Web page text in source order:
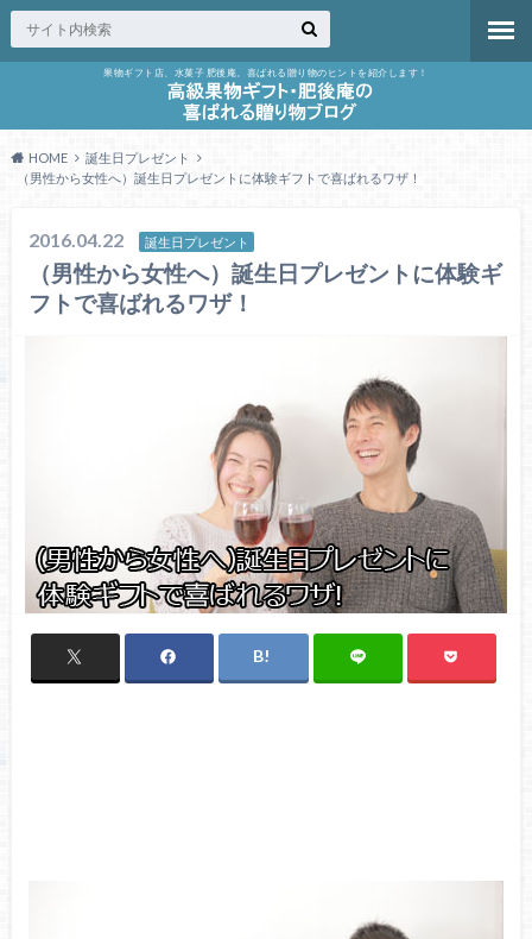
果物ギフト店、水菓子 肥後庵。喜ばれる贈り物のヒントを紹介します！
HOME
誕生日プレゼント
（男性から女性へ）誕生日プレゼントに体験ギフトで喜ばれるワザ！
2016.04.22 誕生日プレゼント
（男性から女性へ）誕生日プレゼントに体験ギ
フトで喜ばれるワザ！